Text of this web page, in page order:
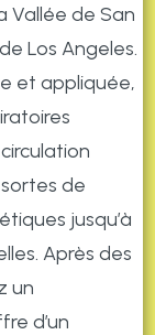
Vallée de San
Los Angeles.
et appliquée,
de
jusqu’à
Après des
un
d’un